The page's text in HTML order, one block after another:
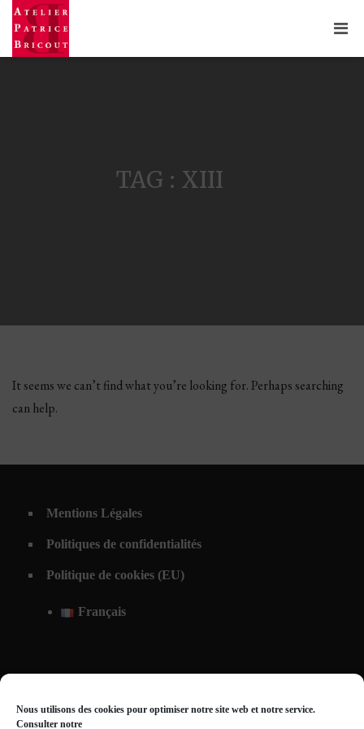
Nous utilisons des cookies pour optimiser notre site web et notre service.
Consulter notre
TAG : XIII
It seems we can’t find what you’re looking for. Perhaps searching
can help.
Mentions Légales
Politiques de confidentialités
Politique de cookies (EU)
Français